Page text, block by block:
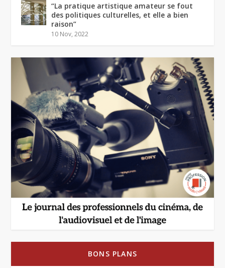
“La pratique artistique amateur se fout
des politiques culturelles, et elle a bien
raison”
10 Nov, 2022
BONS PLANS